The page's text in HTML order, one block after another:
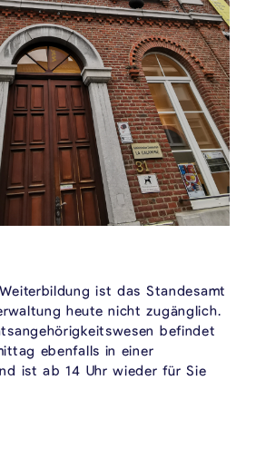
ist das Standesamt
heute nicht zugänglich.
befindet
ebenfalls in einer
ist ab 14 Uhr wieder für Sie